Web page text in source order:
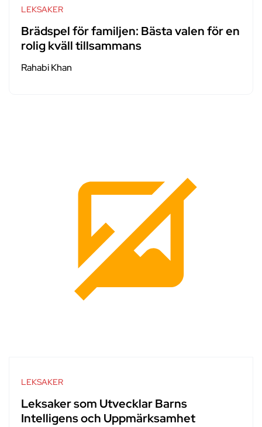
LEKSAKER
Brädspel för familjen: Bästa valen för en
rolig kväll tillsammans
Rahabi Khan
LEKSAKER
Leksaker som Utvecklar Barns
Intelligens och Uppmärksamhet